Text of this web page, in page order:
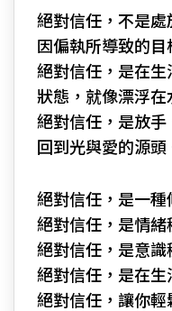
絕對信任，不是
因偏執所導致的目
絕對信任，是在
狀態，就像漂浮在
絕對信任，是放
回到光與愛的源頭
絕對信任，是一種
絕對信任，是情緒
絕對信任，是意識
絕對信任，是在生
絕對信任，讓你